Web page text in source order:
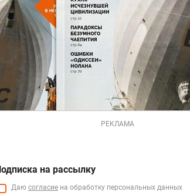
РЕКЛАМА
на рассылку
Даю согласие на обработку персональных данных